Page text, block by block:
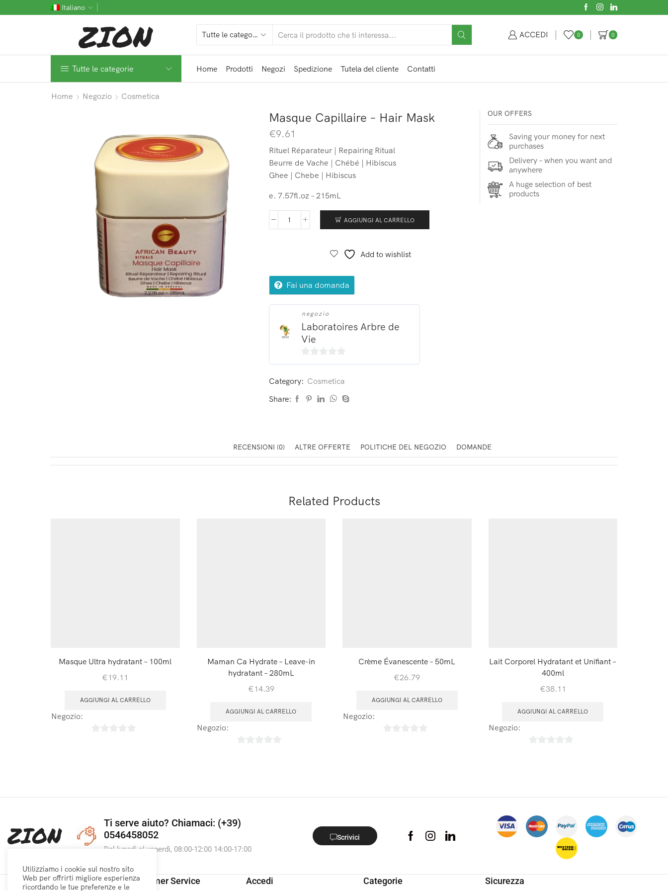
Italiano
ACCEDI 0 0
Tutte le categorie Home Prodotti Negozi Spedizione Tutela del cliente Contatti
Home Negozio Cosmetica
Masque Capillaire – Hair Mask
€9.61
Rituel Réparateur | Repairing Ritual
Beurre de Vache | Chébé | Hibiscus
Ghee | Chebe | Hibiscus
e. 7.57fl.oz – 215mL
AGGIUNGI AL CARRELLO
Add to wishlist
Fai una domanda
negozio
Laboratoires Arbre de
Vie
0
Category: Cosmetica
Share:
OUR OFFERS
Saving your money for next
purchases
Delivery – when you want and
anywhere
A huge selection of best
products
RECENSIONI (0) ALTRE OFFERTE POLITICHE DEL NEGOZIO DOMANDE
Related Products
Masque Ultra hydratant – 100ml
€ 19.11
AGGIUNGI AL CARRELLO
Negozio:
Maman Ca Hydrate – Leave-in
hydratant – 280mL
€ 14.39
AGGIUNGI AL CARRELLO
Negozio:
Crème Évanescente – 50mL
€26.79
AGGIUNGI AL CARRELLO
Negozio:
Lait Corporel Hydratant et Unifiant –
400ml
€38.11
AGGIUNGI AL CARRELLO
Negozio:
Ti serve aiuto? Chiamaci: (+39)
0546458052
Dal lunedì al venerdì, 08:00-12:00 14:00-17:00
Scrivici
Link utili Customer Service Accedi Categorie Sicurezza
Utilizziamo i cookie sul nostro sito
Web per offrirti migliore esperienza
ricordando le tue preferenze e le